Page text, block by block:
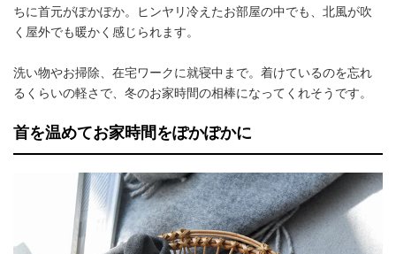
ちに首元がぽかぽか。ヒンヤリ冷えたお部屋の中でも、北風が吹
く屋外でも暖かく感じられます。
洗い物やお掃除、在宅ワークに就寝中まで。着けているのを忘れ
るくらいの軽さで、冬のお家時間の相棒になってくれそうです。
首を温めてお家時間をぽかぽかに